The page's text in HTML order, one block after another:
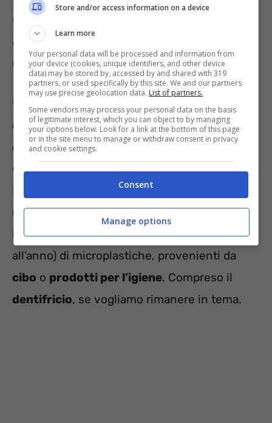
nella
ad esempio, poi nei loro predatori, e infine
nell’uomo.
Uno studio effettuato nel 2019 titolato
Plastic in Nature: Assessing Plastic
Ingestion from Nature to People“e
commissionata dalWWFall’Università di
Newcastle in Australia ci offre
rassicuranti. Ogni persona può arrivare a
ingerire 21 grammi al mese, (250 grammi
all’anno) di microplastiche, provenienti da
cibo o prodotti per l’igiene. Compreso il
dentifricio, se vogliamo rimanere in tema.
Store and/or access information on a device
Learn more
Your personal data will be processed and information from
your device (cookies, unique identifiers, and other device
data) may be stored by, accessed by and shared with 319
partners, or used specifically by this site. We and our partners
may use precise geolocation data. List of partners.
Some vendors may process your personal data on the basis
of legitimate interest, which you can object to by managing
your options below. Look for a link at the bottom of this page
or in the site menu to manage or withdraw consent in privacy
and cookie settings.
Consent
Manage options